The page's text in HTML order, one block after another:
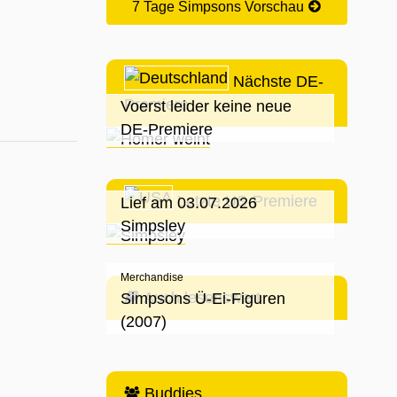
7 Tage Simpsons Vorschau
Nächste DE-
Premiere
Voerst leider keine neue
DE-Premiere
Letzte US-Premiere
Lief am 03.07.2026
Simpsley
Auch lesenswert
Merchandise
Simpsons Ü-Ei-Figuren
(2007)